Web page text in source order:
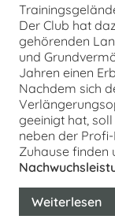
Der Club hat
gehörenden
und
Jahren einen
Nachdem sich
geeinigt hat,
neben der
Zuhause finden
Weiterlesen